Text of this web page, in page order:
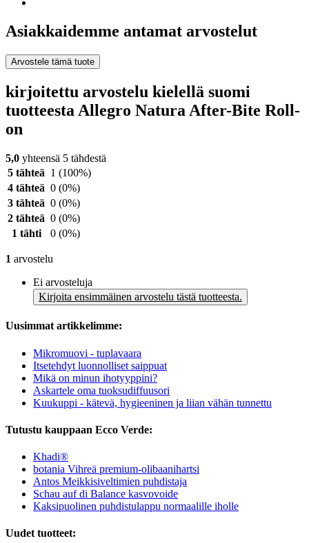
Asiakkaidemme antamat arvostelut
Arvostele tämä tuote
kirjoitettu arvostelu kielellä suomi
tuotteesta Allegro Natura After-Bite Roll-
on
5,0 yhteensä 5 tähdestä
5 tähteä 1 (100%)
4 tähteä 0 (0%)
3 tähteä 0 (0%)
2 tähteä 0 (0%)
1 tähti
0 (0%)
1 arvostelu
Ei arvosteluja
Kirjoita ensimmäinen arvostelu tästä tuotteesta.
Uusimmat artikkelimme:
Mikromuovi - tuplavaara
Itsetehdyt luonnolliset saippuat
Mikä on minun ihotyyppini?
Askartele oma tuoksudiffuusori
Kuukuppi - kätevä, hygieeninen ja liian vähän tunnettu
Tutustu kauppaan Ecco Verde:
Khadi®
botania Vihreä premium-olibaanihartsi
Antos Meikkisiveltimien puhdistaja
Schau auf di Balance kasvovoide
Kaksipuolinen puhdistulappu normaalille iholle
Uudet tuotteet: